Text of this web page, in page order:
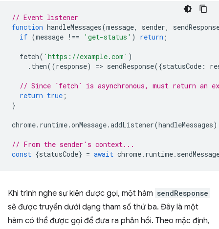
// Event listener
function handleMessages(message, sender,
if (message !== 'get-status' ) return ;
fetch( 'https://example.com' )
. then((response) => sendResponse({statusCode :
// Since `fetch` is asynchronous, must return an
return true ;
}
chrome. runtime.onMessage.addListener(handleMessages
// From the sender's context...
const {statusCode} = await chrome. runtime.
Khi trình nghe sự kiện được gọi, một hàm sendResponse
sẽ được truyền dưới dạng tham số thứ ba. Đây là một
hàm có thể được gọi để đưa ra phản hồi. Theo mặc định,